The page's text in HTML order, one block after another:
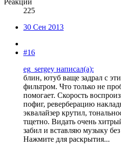
Реакции
225
30 Сен 2013
#16
eg_sergey написал(а):
блин, ютуб ваще задрал с
фильтром. Что только не
помогает. Скорость
пофиг, реверберацию
эквалайзер крутил,
тщетно. Видать очень
забил и вставляю музыку
Нажмите для раскрытия...